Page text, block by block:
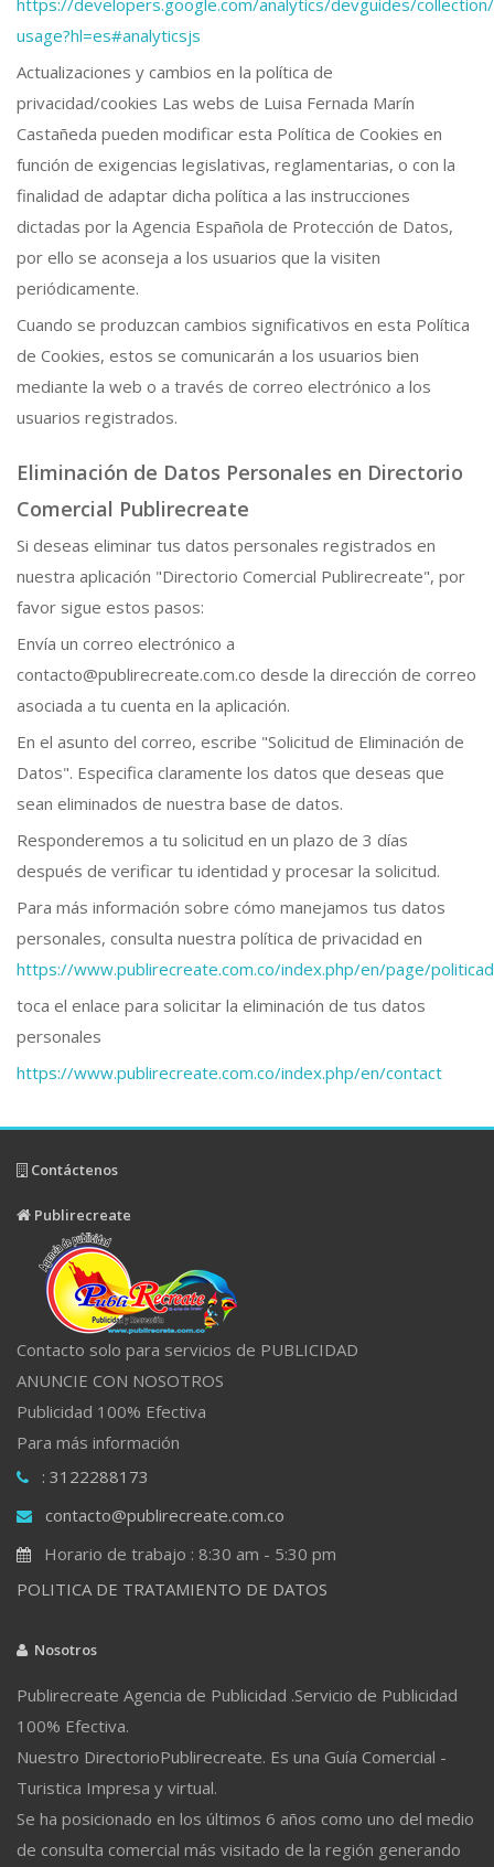
usage?hl=es#analyticsjs
Actualizaciones y cambios en la política de
privacidad/cookies Las webs de Luisa Fernada Marín
Castañeda pueden modificar esta Política de Cookies en
función de exigencias legislativas, reglamentarias, o con la
finalidad de adaptar dicha política a las instrucciones
dictadas por la Agencia Española de Protección de Datos,
por ello se aconseja a los usuarios que la visiten
periódicamente.
Cuando se produzcan cambios significativos en esta Política
de Cookies, estos se comunicarán a los usuarios bien
mediante la web o a través de correo electrónico a los
usuarios registrados.
Eliminación de Datos Personales en Directorio
Comercial Publirecreate
Si deseas eliminar tus datos personales registrados en
nuestra aplicación "Directorio Comercial Publirecreate", por
favor sigue estos pasos:
Envía un correo electrónico a
contacto@publirecreate.com.co desde la dirección de correo
asociada a tu cuenta en la aplicación.
En el asunto del correo, escribe "Solicitud de Eliminación de
Datos". Especifica claramente los datos que deseas que
sean eliminados de nuestra base de datos.
Responderemos a tu solicitud en un plazo de 3 días
después de verificar tu identidad y procesar la solicitud.
Para más información sobre cómo manejamos tus datos
personales, consulta nuestra política de privacidad en
https://www.publirecreate.com.co/index.php/en/page/
toca el enlace para solicitar la eliminación de tus datos
personales
https://www.publirecreate.com.co/index.php/en/contact
Contáctenos
Publirecreate
Contacto solo para servicios de PUBLICIDAD
ANUNCIE CON NOSOTROS
Publicidad 100% Efectiva
Para más información
: 3122288173
contacto@publirecreate.com.co
Horario de trabajo : 8:30 am - 5:30 pm
POLITICA DE TRATAMIENTO DE DATOS
Nosotros
Publirecreate Agencia de Publicidad .Servicio de Publicidad
100% Efectiva.
Nuestro DirectorioPublirecreate. Es una Guía Comercial -
Turistica Impresa y virtual.
Se ha posicionado en los últimos 6 años como uno del medio
de consulta comercial más visitado de la región generando